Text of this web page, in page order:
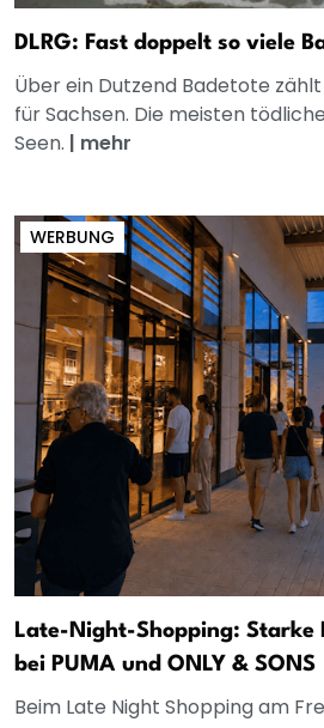
DLRG: Fast doppelt so viele
Über ein Dutzend Badetote
für Sachsen. Die meisten
Seen. | mehr
WERBUNG
Late-Night-Shopping:
bei PUMA und ONLY & SONS
Beim Late Night Shopping am